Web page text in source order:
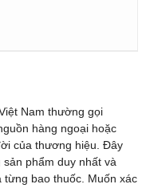
Nam thường gọi
hàng ngoại hoặc
của thương hiệu. Đây
phẩm duy nhất và
từng bao thuốc. Muốn xác